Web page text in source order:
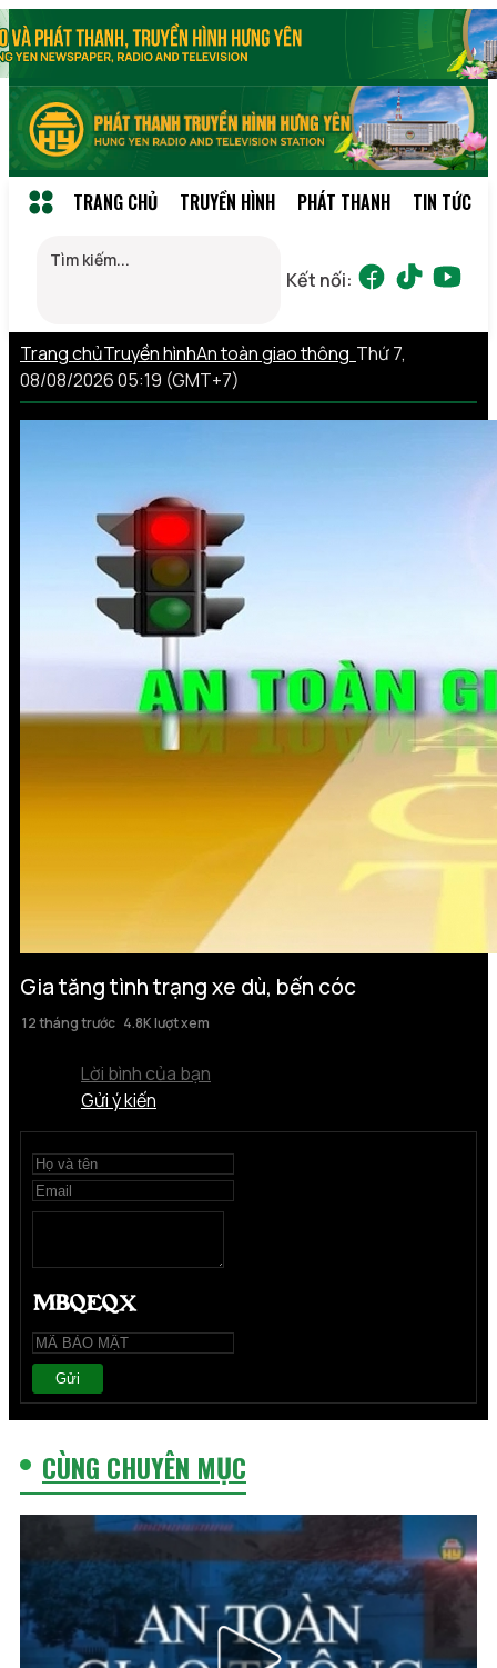
TRANG CHỦ TRUYỀN HÌNH PHÁT THANH TIN TỨC
Kết nối:
Trang chủTruyền hìnhAn toàn giao thông Thứ 7,
08/08/2026 05:19 (GMT+7)
Gia tăng tình trạng xe dù, bến cóc
12 tháng trước 4.8K lượt xem
Lời bình của bạn
Gửi ý kiến
Gửi
CÙNG CHUYÊN MỤC